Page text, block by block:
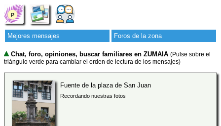
Mejores mensajes Foros de la zona
Chat, foro, opiniones, buscar familiares en ZUMAIA (Pulse sobre el
triángulo verde para cambiar el orden de lectura de los mensajes)
Fuente de la plaza de San Juan
Recordando nuestras fotos